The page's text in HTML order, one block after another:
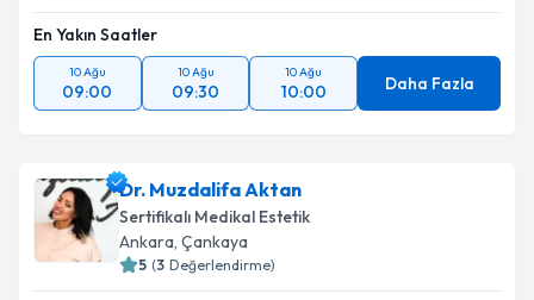
En Yakın Saatler
10 Ağu
09:00
10 Ağu
09:30
10 Ağu
10:00 Daha Fazla
Dr. Muzdalifa Aktan
Sertifikalı Medikal Estetik
Ankara, Çankaya
5 (3 Değerlendirme)